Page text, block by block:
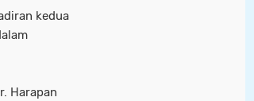
kedua
Harapan